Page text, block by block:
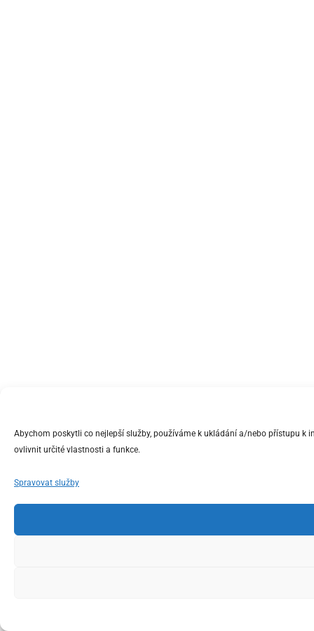
Abychom poskytli co nejlepší služby, používáme k ukládání a/nebo přístupu
ovlivnit určité vlastnosti a funkce.
Spravovat služby